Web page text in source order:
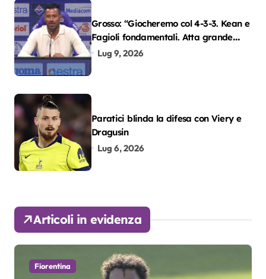
Grosso: “Giocheremo col 4-3-3. Kean e
Fagioli fondamentali. Atta grande
colpo”
Lug 9, 2026
Paratici blinda la difesa con Viery e
Dragusin
Lug 6, 2026
Articoli in evidenza
Fiorentina